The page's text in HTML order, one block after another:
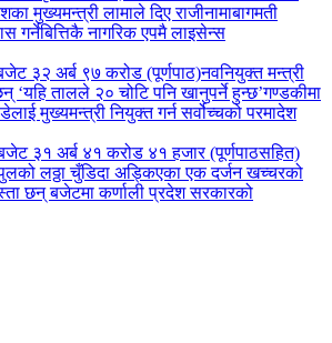
मुख्यमन्त्री लामाले दिए राजीनामाबागमती
गर्नेबित्तिकै नागरिक एपमै लाइसेन्स
३२ अर्ब ९७ करोड (पूर्णपाठ)नवनियुक्त मन्त्री
‘यहि तालले २० चोटि पनि खानुपर्ने हुन्छ’गण्डकीमा
मुख्यमन्त्री नियुक्त गर्न सर्वोच्चको परमादेश
३१ अर्ब ४१ करोड ४१ हजार (पूर्णपाठसहित)
लठ्ठा चुँडिदा अड्किएका एक दर्जन खच्चरको
छन् बजेटमा कर्णाली प्रदेश सरकारको